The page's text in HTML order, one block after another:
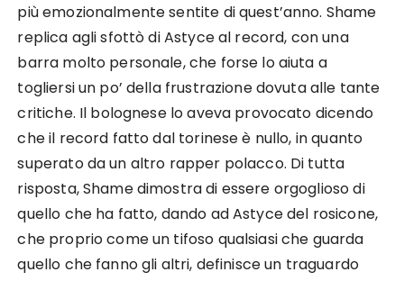
più emozionalmente sentite di quest’anno. Shame
replica agli sfottò di Astyce al record, con una
barra molto personale, che forse lo aiuta a
togliersi un po’ della frustrazione dovuta alle tante
critiche. Il bolognese lo aveva provocato dicendo
che il record fatto dal torinese è nullo, in quanto
superato da un altro rapper polacco. Di tutta
risposta, Shame dimostra di essere orgoglioso di
quello che ha fatto, dando ad Astyce del rosicone,
che proprio come un tifoso qualsiasi che guarda
quello che fanno gli altri, definisce un traguardo